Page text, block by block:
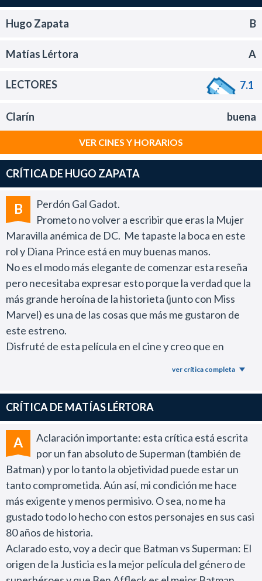
Hugo Zapata B
Matías Lértora A
LECTORES 7.1
Clarín buena
VER CINES Y HORARIOS
CRÍTICA DE HUGO ZAPATA
B
Perdón Gal Gadot.
Prometo no volver a escribir que eras la Mujer
Maravilla anémica de DC. Me tapaste la boca en este
rol y Diana Prince está en muy buenas manos.
No es el modo más elegante de comenzar esta reseña
pero necesitaba expresar esto porque la verdad que la
más grande heroína de la historieta (junto con Miss
Marvel) es una de las cosas que más me gustaron de
este estreno.
Disfruté de esta película en el cine y creo que en
film me pasó algo muy particular.
Me di cuenta que Batman Vs. Superman me gustó más
por las cosas que puede llegar a ofrecer el universo DC
en los próximos años que por la película concreta que
ofrece Zack Snyder.
Me hubiera encantado ver un film que trasladara en la
pantalla grande una fiesta comiquera como es el cómic
Superman/Batman pero me encontré con un trailer
extendido de dos horas y media del próximo film de la
Liga de la Justicia.
Esta producción sigue el perfil de realismo extremo que
había tenido Man of Steel donde todas y cada una de
ver crítica completa
CRÍTICA DE MATÍAS LÉRTORA
A
Aclaración importante: esta crítica está escrita
por un fan absoluto de Superman (también de
Batman) y por lo tanto la objetividad puede estar un
tanto comprometida. Aún así, mi condición me hace
más exigente y menos permisivo. O sea, no me ha
gustado todo lo hecho con estos personajes en sus casi
80 años de historia.
Aclarado esto, voy a decir que Batman vs Superman: El
origen de la Justicia es la mejor película del género de